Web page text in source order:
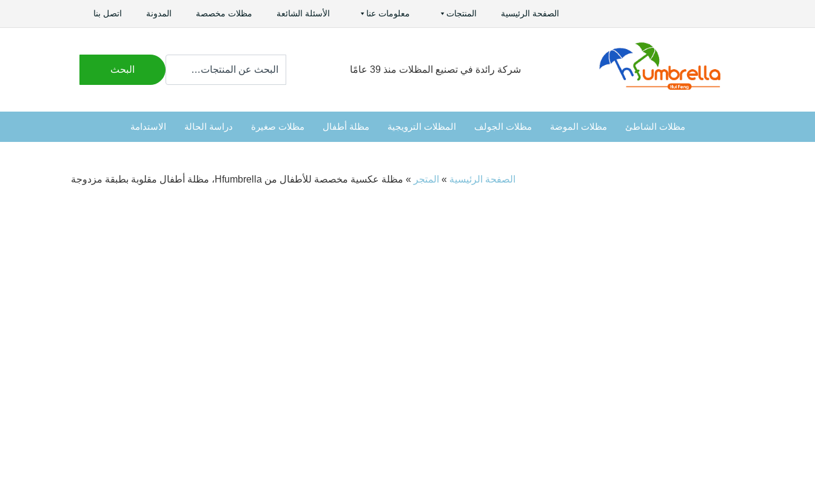
الصفحة الرئيسية المنتجات معلومات عنا الأسئلة الشائعة مظلات مخصصة المدونة اتصل بنا
شركة رائدة في تصنيع المظلات منذ 39 عامًا
عن
البحث
مظلات الشاطئ مظلات الموضة مظلات الجولف المظلات الترويجية مظلة أطفال مظلات صغيرة دراسة الحالة الاستدامة
الصفحة الرئيسية » المتجر » مظلة عكسية مخصصة للأطفال من Hfumbrella، مظلة أطفال مقلوبة بطبقة مزدوجة